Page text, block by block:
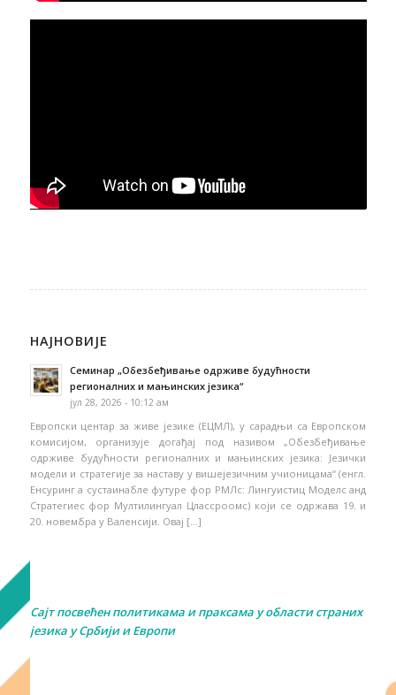
НАЈНОВИЈЕ
Семинар „Обезбеђивање одрживе будућности
регионалних и мањинских језика“
јул 28, 2026 - 10:12 ам
Европски центар за живе језике (ЕЦМЛ), у сарадњи са Европском
комисијом, организује догађај под називом „Обезбеђивање
одрживе будућности регионалних и мањинских језика: Језички
модели и стратегије за наставу у вишејезичним учионицама“ (енгл.
Енсуринг а сустаинабле футуре фор РМЛс: Лингуистиц Моделс анд
Стратегиес фор Мултилингуал Цлассроомс) који се одржава 19. и
20. новембра у Валенсији. Овај […]
Сајт посвећен политикама и праксама у области страних
језика у Србији и Европи